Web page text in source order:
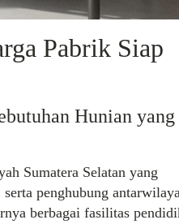
Pabrik Siap
Hunian yang
Sumatera Selatan yang
penghubung
berbagai fasilitas